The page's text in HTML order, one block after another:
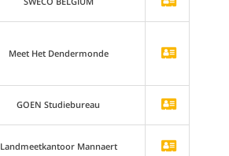
Meet Het Dendermonde
GOEN Studiebureau
Landmeetkantoor Mannaert